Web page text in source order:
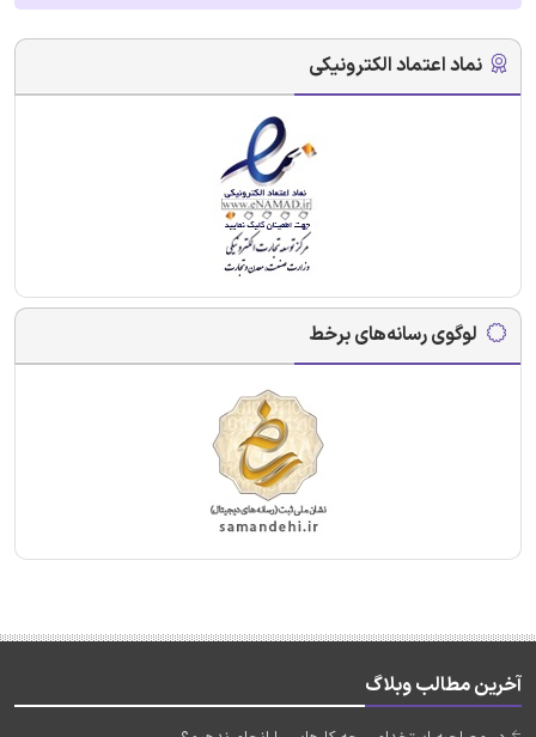
نماد اعتماد الکترونیکی
لوگوی رسانه‌های برخط
آخرین مطالب وبلاگ